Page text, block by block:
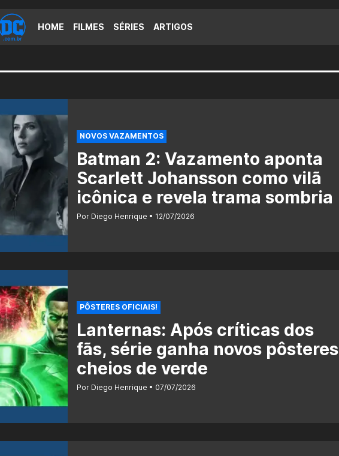
HOME FILMES SÉRIES ARTIGOS
NOVOS VAZAMENTOS
Batman 2: Vazamento aponta
Scarlett Johansson como vilã
icônica e revela trama sombria
Por Diego Henrique 12/07/2026
PÔSTERES OFICIAIS!
Lanternas: Após críticas dos
fãs, série ganha novos pôsteres
cheios de verde
Por Diego Henrique 07/07/2026